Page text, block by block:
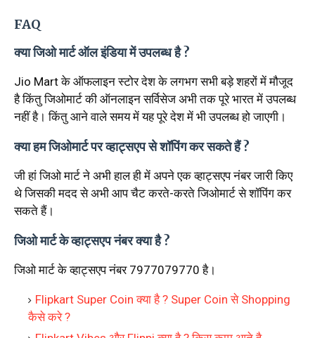
FAQ
क्या जिओ मार्ट ऑल इंडिया में उपलब्ध है ?
Jio Mart के ऑफलाइन स्टोर देश के लगभग सभी बड़े शहरों में मौजूद
है किंतु जिओमार्ट की ऑनलाइन सर्विसेज अभी तक पूरे भारत में उपलब्ध
नहीं है। किंतु आने वाले समय में यह पूरे देश में भी उपलब्ध हो जाएगी।
क्या हम जिओमार्ट पर व्हाट्सएप से शॉपिंग कर सकते हैं ?
जी हां जिओ मार्ट ने अभी हाल ही में अपने एक व्हाट्सएप नंबर जारी किए
थे जिसकी मदद से अभी आप चैट करते-करते जिओमार्ट से शॉपिंग कर
सकते हैं।
जिओ मार्ट के व्हाट्सएप नंबर क्या है ?
जिओ मार्ट के व्हाट्सएप नंबर 7977079770 है।
Flipkart Super Coin क्या है ? Super Coin से Shopping
कैसे करे ?